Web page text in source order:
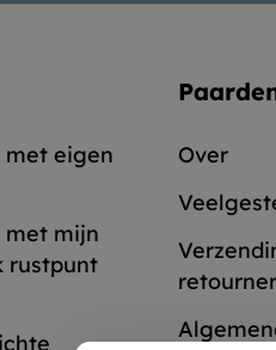
met eigen
met mijn
rustpunt
Over